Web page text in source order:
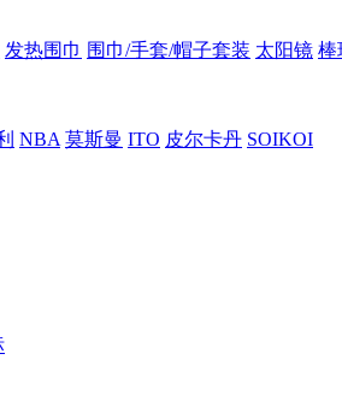
发热围巾 围巾/手套/帽子套装 太阳镜 棒
NBA 莫斯曼 ITO 皮尔卡丹 SOIKOI